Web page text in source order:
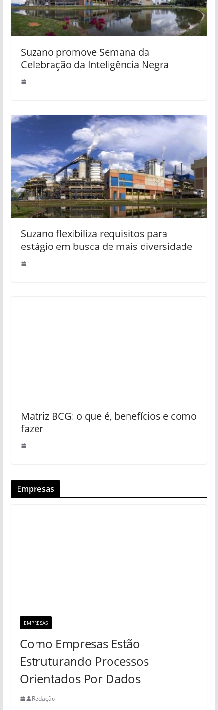
Suzano promove Semana da
Celebração da Inteligência Negra
Suzano flexibiliza requisitos para
estágio em busca de mais diversidade
Matriz BCG: o que é, benefícios e como
fazer
Empresas
EMPRESAS
Como Empresas Estão
Estruturando Processos
Orientados Por Dados
Redação